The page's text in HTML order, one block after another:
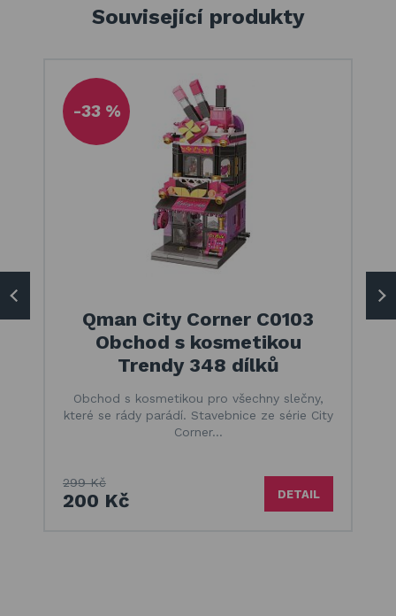
Související produkty
-33 %
Qman City Corner C0103
Obchod s kosmetikou
Trendy 348 dílků
Obchod s kosmetikou pro všechny slečny,
které se rády parádí. Stavebnice ze série City
Corner…
299 Kč
200 Kč DETAIL